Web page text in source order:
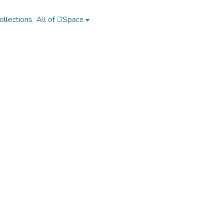
All of DSpace